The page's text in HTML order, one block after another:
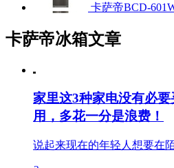
卡萨帝BCD-
卡萨帝冰箱文章
家里这3种家电没有必
用，多花一分是浪费！
说起来现在的年轻人想要在